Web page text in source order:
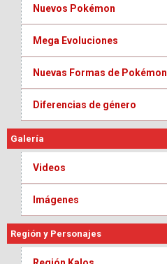
Nuevos Pokémon
Mega Evoluciones
Nuevas Formas de Pokémon
Diferencias de género
Galería
Videos
Imágenes
Región y Personajes